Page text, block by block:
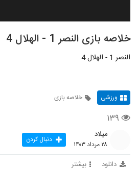
خلاصه بازی النصر 1 - الهلال 4
النصر 1 - الهلال 4
ورزشی خلاصه بازی
۱۳۹
میلاد
۲۸ مرداد ۱۴۰۳ دنبال کردن
دانلود بیشتر